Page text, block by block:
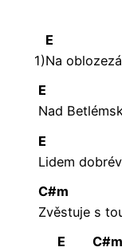
1)
E
Naobloze
E
Nad
E
Lidemdobré
C#m
Zvěstuje s
E
C#m